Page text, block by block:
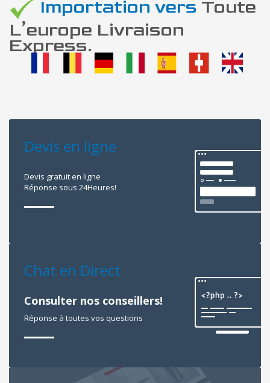
Importation vers Toute
L’europe Livraison
Express.
Devis en ligne
Devis gratuit en ligne
Réponse sous 24Heures!
Chat en Direct
Consulter nos conseillers!
Réponse à toutes vos questions